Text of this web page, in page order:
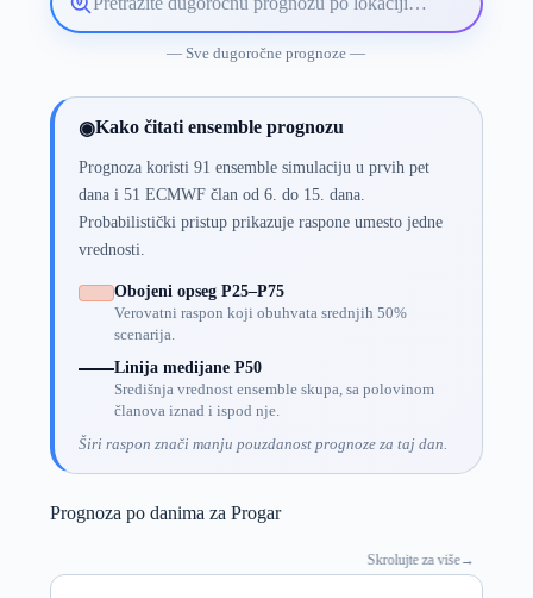
Pretražite
lokaciju
— Sve dugoročne prognoze —
◉Kako čitati ensemble prognozu
Prognoza koristi 91 ensemble simulaciju u prvih pet
dana i 51 ECMWF član od 6. do 15. dana.
Probabilistički pristup prikazuje raspone umesto jedne
vrednosti.
Obojeni opseg P25–P75
Verovatni raspon koji obuhvata srednjih 50%
scenarija.
Linija medijane P50
Središnja vrednost ensemble skupa, sa polovinom
članova iznad i ispod nje.
Širi raspon znači manju pouzdanost prognoze za taj dan.
Prognoza po danima za Progar
Skrolujte za više→